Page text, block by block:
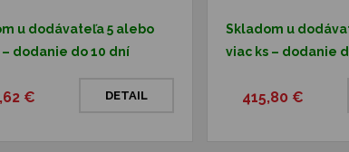
u dodávateľa 5 alebo
– dodanie do 10 dní
€ DETAIL
Skladom u
viac ks – dodanie
415,80 €